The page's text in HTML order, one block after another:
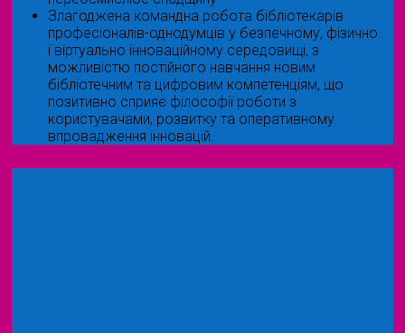
Злагоджена командна робота бібліотекарів
професіоналів-однодумців у безпечному, фізично
і віртуально інноваційному середовищі, з
можливістю постійного навчання новим
бібліотечним та цифровим компетенціям, що
позитивно сприяє філософії роботи з
користувачами, розвитку та оперативному
впровадження інновацій.